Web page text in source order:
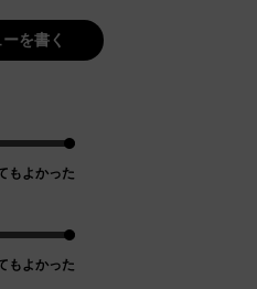
を書く
もよかった
もよかった